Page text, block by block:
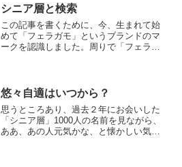
も空がこんなに青いのも、大...
シニア層と検索
この記事を書くために、今、生まれて始
めて「フェラガモ」というブランドのマ
ークを認識しました。周りで「フェラガ
す）→ちなみに、昔、「好きな...
悠々自適はいつから？
思うところあり、過去２年にお会いした
「シニア層」1000人の名前を見ながら、
ああ、あの人元気かな、と懐かしい気持